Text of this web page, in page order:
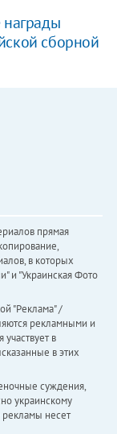
сборной
прямая
в которых
и "Украинская Фото
"Реклама" /
рекламными и
в
в этих
суждения,
украинскому
рекламы несет